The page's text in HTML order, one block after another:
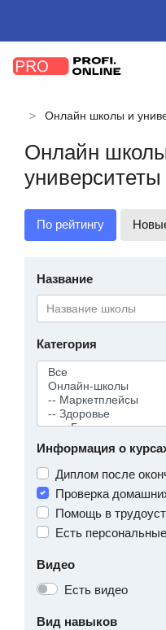
Онлайн школы и
Онлайн
университеты
По рейтингу
Название
Категория
Информация о
Диплом после
Проверка
Помощь в
Есть
Видео
Есть видео
Вид навыков